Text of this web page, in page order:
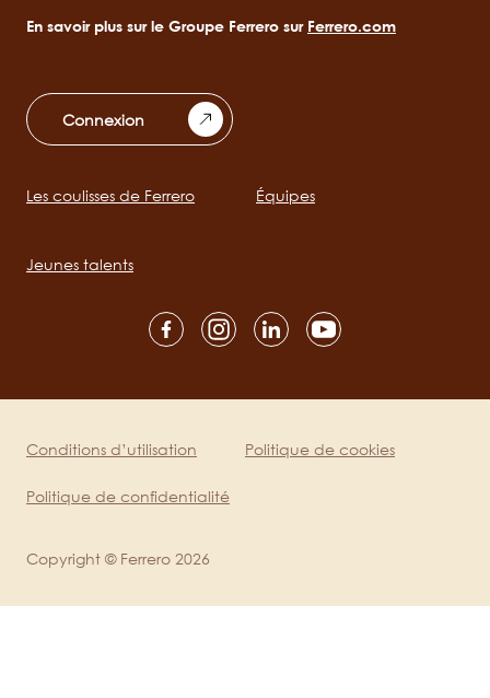
En savoir plus sur le Groupe Ferrero sur Ferrero.com
Connexion
Main
Les coulisses de Ferrero Équipes
Jeunes talents
mobile
Legal
Conditions d’utilisation
Politique de confidentialité
Politique de cookies
Copyright © Ferrero 2026